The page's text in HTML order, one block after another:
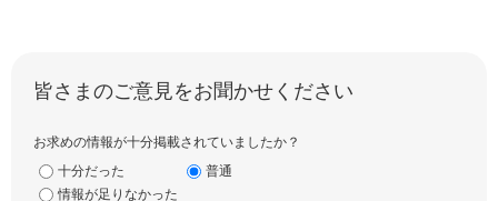
皆さまのご意見をお聞かせください
お求めの情報が十分掲載されていましたか？
十分だった
普通
情報が足りなかった